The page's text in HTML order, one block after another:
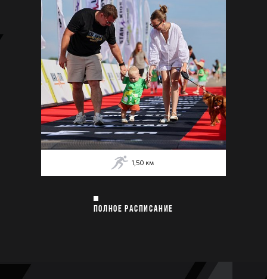
1,50 км
ПОЛНОЕ РАСПИСАНИЕ